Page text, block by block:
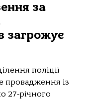
за
загрожує
поліції
провадження із
27-річного